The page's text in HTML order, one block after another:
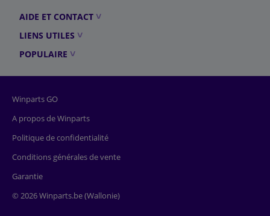
AIDE ET CONTACT
LIENS UTILES
POPULAIRE
Winparts GO
A propos de Winparts
Politique de confidentialité
Conditions générales de vente
Garantie
© 2026 Winparts.be (Wallonie)